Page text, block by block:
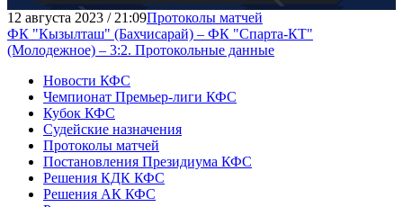
12 августа 2023 / 21:09Протоколы матчей
ФК "Кызылташ" (Бахчисарай) – ФК "Спарта-КТ"
(Молодежное) – 3:2. Протокольные данные
Новости КФС
Чемпионат Премьер-лиги КФС
Кубок КФС
Судейские назначения
Протоколы матчей
Постановления Президиума КФС
Решения КДК КФС
Решения АК КФС